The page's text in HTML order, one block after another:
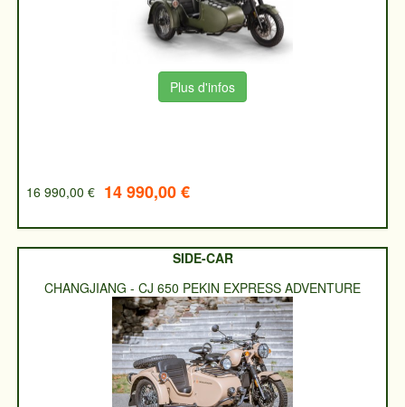
Plus d'infos
16 990,00 € 14 990,00 €
SIDE-CAR
CHANGJIANG - CJ 650 PEKIN EXPRESS ADVENTURE